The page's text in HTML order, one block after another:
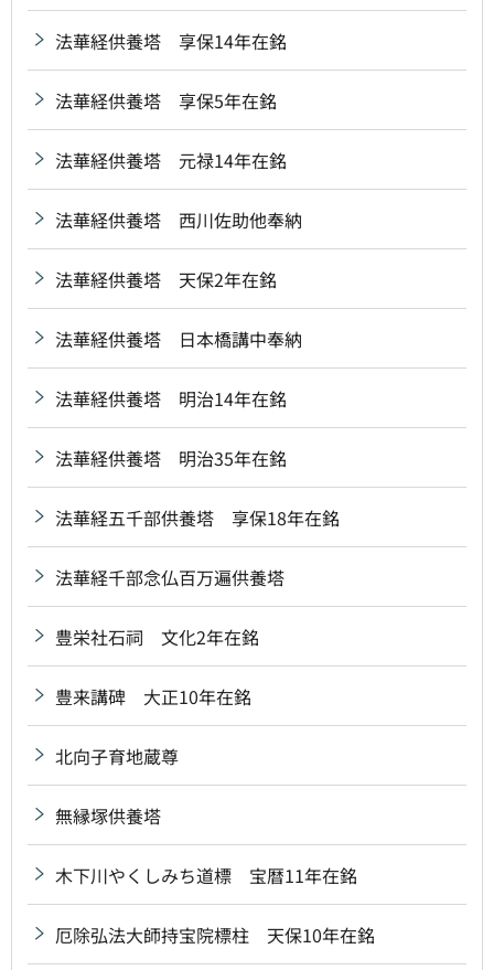
法華経供養塔 享保14年在銘
法華経供養塔 享保5年在銘
法華経供養塔 元禄14年在銘
法華経供養塔 西川佐助他奉納
法華経供養塔 天保2年在銘
法華経供養塔 日本橋講中奉納
法華経供養塔 明治14年在銘
法華経供養塔 明治35年在銘
法華経五千部供養塔 享保18年在銘
法華経千部念仏百万遍供養塔
豊栄社石祠 文化2年在銘
豊来講碑 大正10年在銘
北向子育地蔵尊
無縁塚供養塔
木下川やくしみち道標 宝暦11年在銘
厄除弘法大師持宝院標柱 天保10年在銘